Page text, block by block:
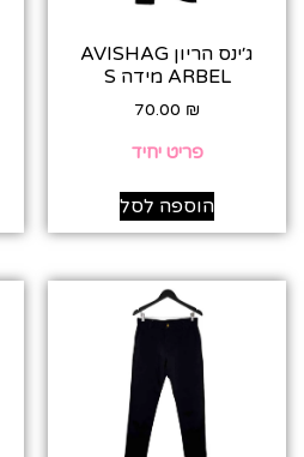
ג׳ינס הריון AVISHAG
ARBEL מידה S
70.00 ₪
פריט יחיד
הוספה לסל